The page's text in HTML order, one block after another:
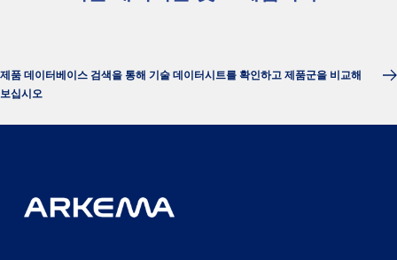
제품 데이터베이스 검색을 통해 기술 데이터시트를 확인하고 제품군을 비교해
보십시오